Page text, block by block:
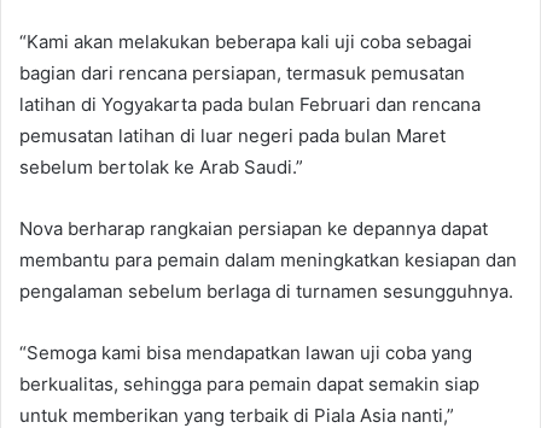
“Kami akan melakukan beberapa kali uji coba sebagai
bagian dari rencana persiapan, termasuk pemusatan
latihan di Yogyakarta pada bulan Februari dan rencana
pemusatan latihan di luar negeri pada bulan Maret
sebelum bertolak ke Arab Saudi.”
Nova berharap rangkaian persiapan ke depannya dapat
membantu para pemain dalam meningkatkan kesiapan dan
pengalaman sebelum berlaga di turnamen sesungguhnya.
“Semoga kami bisa mendapatkan lawan uji coba yang
berkualitas, sehingga para pemain dapat semakin siap
untuk memberikan yang terbaik di Piala Asia nanti,”